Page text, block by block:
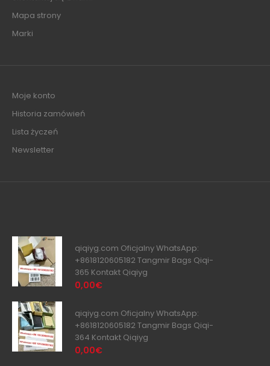
Mapa strony
Marki
Moje konto
Historia zamówień
Lista życzeń
Newsletter
qiqiyg.com Oficjalny WhatsApp:
+8618120605182 Tangmir Bags Qiqi-
365 Kontakt Qiqiyg
0,00€
qiqiyg.com Oficjalny WhatsApp:
+8618120605182 Tangmir Bags Qiqi-
364 Kontakt Qiqiyg
0,00€